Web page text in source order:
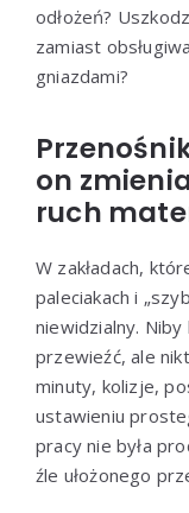
odłożeń?
zamiast
gniazdami?
on
ruch
W zakładach,
paleciakach i
niewidzialny.
przewieźć, ale
minuty, kolizje,
ustawieniu
pracy nie była
źle ułożonego